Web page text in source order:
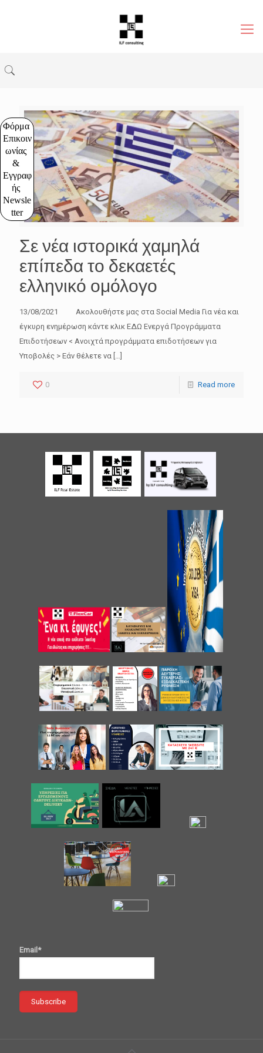
Φόρμα
Επικοιν
ωνίας
&
Εγγραφ
ής
Newsle
tter
Σε νέα ιστορικά χαμηλά
επίπεδα το δεκαετές
ελληνικό ομόλογο
13/08/2021 Ακολουθήστε μας στα Social Media Για νέα και
έγκυρη ενημέρωση κάντε κλικ ΕΔΩ Ενεργά Προγράμματα
Επιδοτήσεων < Ανοιχτά προγράμματα επιδοτήσεων για
Υποβολές > Εάν θέλετε να […]
0 Read more
Email*